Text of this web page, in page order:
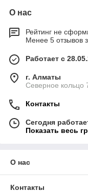
О нас
Рейтинг не
Менее 5 отзывов
Работает с
г. Алматы
Северное кольцо
Контакты
Сегодня
Показать весь
О нас
Контакты